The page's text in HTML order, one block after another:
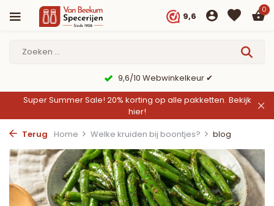
9,6
0
9,6/10 Webwinkelkeur ✔
Super Summer Sale! 20% korting op alle pakketten. Bekijk
hier!
Terug
Home Welke kruiden bij boontjes? blog